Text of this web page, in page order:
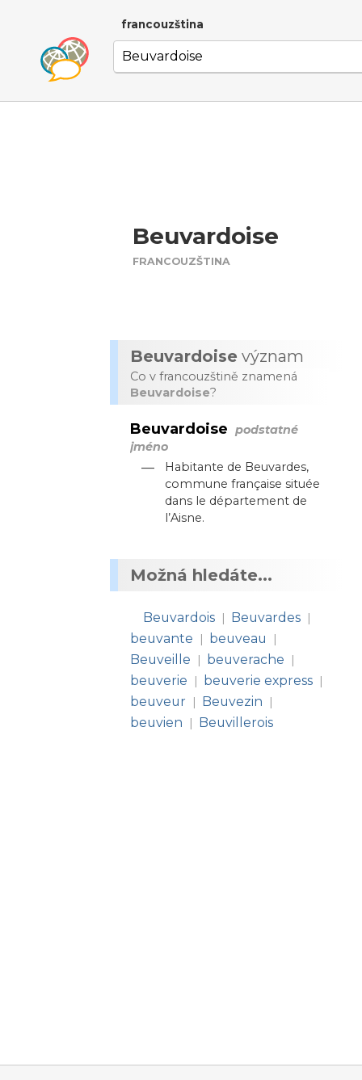
francouzština
Beuvardoise
FRANCOUZŠTINA
Beuvardoise význam
Co v francouzštině znamená
Beuvardoise?
Beuvardoise podstatné
jméno
—
Habitante de Beuvardes,
commune française située
dans le département de
l’Aisne.
Možná hledáte...
Beuvardois | Beuvardes |
beuvante | beuveau |
Beuveille | beuverache |
beuverie | beuverie express |
beuveur | Beuvezin |
beuvien | Beuvillerois